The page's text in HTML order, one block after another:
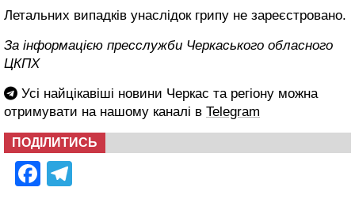
Летальних випадків унаслідок грипу не зареєстровано.
За інформацією пресслужби Черкаського обласного
ЦКПХ
Усі найцікавіші новини Черкас та регіону можна
отримувати на нашому каналі в Telegram
ПОДІЛИТИСЬ
Facebook